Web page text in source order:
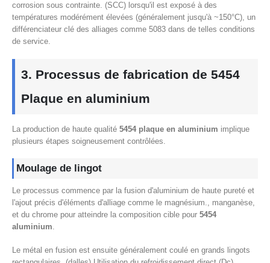
corrosion sous contrainte. (SCC) lorsqu'il est exposé à des
températures modérément élevées (généralement jusqu'à ~150°C), un
différenciateur clé des alliages comme 5083 dans de telles conditions
de service.
3. Processus de fabrication de 5454
Plaque en aluminium
La production de haute qualité 5454 plaque en aluminium implique
plusieurs étapes soigneusement contrôlées.
Moulage de lingot
Le processus commence par la fusion d'aluminium de haute pureté et
l'ajout précis d'éléments d'alliage comme le magnésium., manganèse,
et du chrome pour atteindre la composition cible pour 5454
aluminium.
Le métal en fusion est ensuite généralement coulé en grands lingots